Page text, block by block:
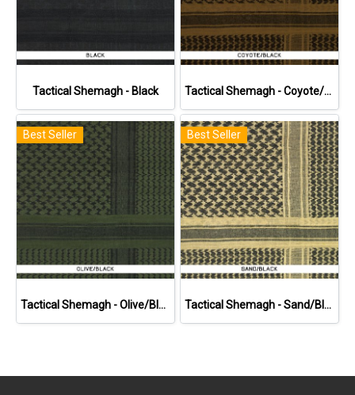
Tactical Shemagh - Black Tactical Shemagh - Coyote/Black
Best Seller
Tactical Shemagh - Olive/Black
Best Seller
Tactical Shemagh - Sand/Black